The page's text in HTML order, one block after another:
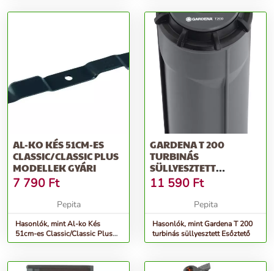
AL-KO KÉS 51CM-ES
CLASSIC/CLASSIC PLUS
MODELLEK GYÁRI
7 790 Ft
Pepita
Hasonlók, mint Al-ko Kés
51cm-es Classic/Classic Plus
modellek Gyári
GARDENA T 200
TURBINÁS
SÜLLYESZTETT
ESŐZTETŐ
11 590 Ft
Pepita
Hasonlók, mint Gardena T 200
turbinás süllyesztett Esőztető